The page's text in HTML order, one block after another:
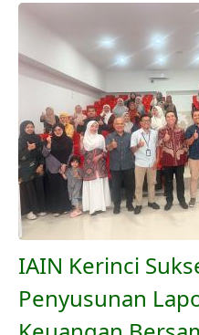
IAIN Kerinci
Penyusunan